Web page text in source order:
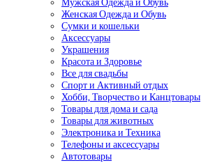
Женская Одежда и Обувь
Сумки и кошельки
Аксессуары
Украшения
Красота и Здоровье
Все для свадьбы
Спорт и Активный отдых
Хобби, Творчество и Канцтовары
Товары для дома и сада
Товары для животных
Электроника и Техника
Телефоны и аксессуары
Автотовары